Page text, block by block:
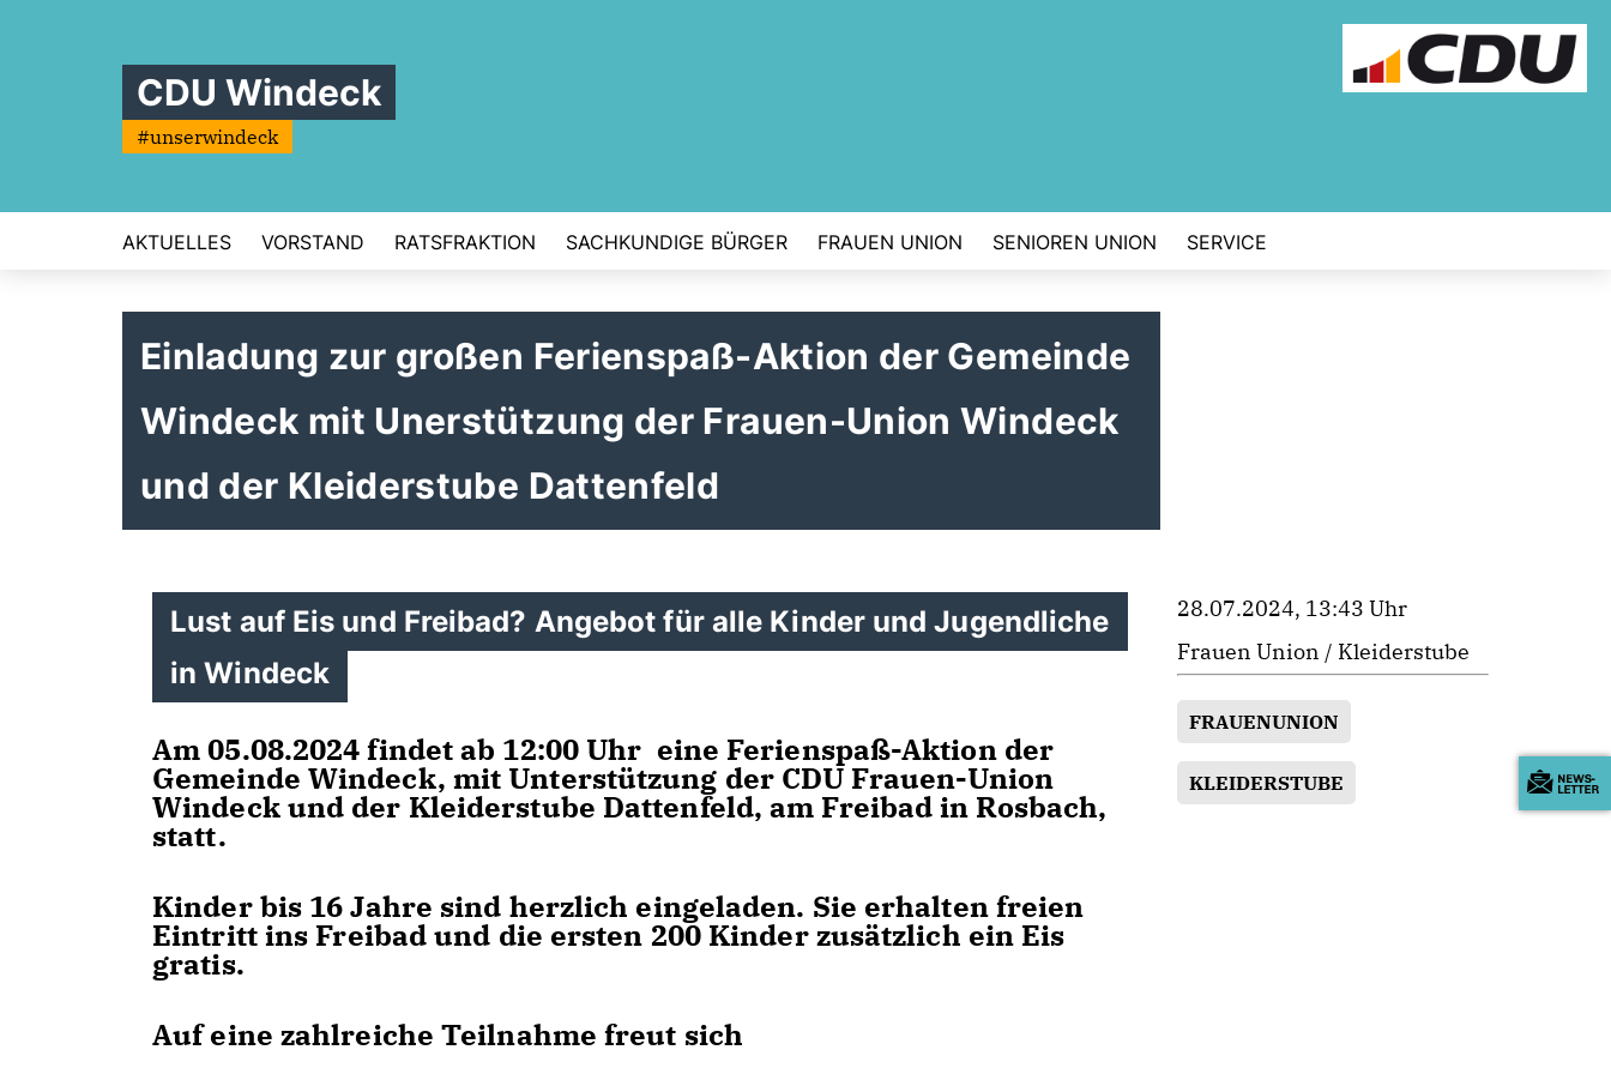
CDU Windeck
#unserwindeck
AKTUELLES VORSTAND RATSFRAKTION SACHKUNDIGE BÜRGER FRAUEN UNION SENIOREN UNION SERVICE
Einladung zur großen Ferienspaß-Aktion der Gemeinde
Windeck mit Unerstützung der Frauen-Union Windeck
und der Kleiderstube Dattenfeld
Lust auf Eis und Freibad? Angebot für alle Kinder und Jugendliche
in Windeck
Am 05.08.2024 findet ab 12:00 Uhr eine Ferienspaß-Aktion der
Gemeinde Windeck, mit Unterstützung der CDU Frauen-Union
Windeck und der Kleiderstube Dattenfeld, am Freibad in Rosbach,
statt.
Kinder bis 16 Jahre sind herzlich eingeladen. Sie erhalten freien
Eintritt ins Freibad und die ersten 200 Kinder zusätzlich ein Eis
gratis.
Auf eine zahlreiche Teilnahme freut sich
28.07.2024, 13:43 Uhr
Frauen Union / Kleiderstube
FRAUENUNION
KLEIDERSTUBE